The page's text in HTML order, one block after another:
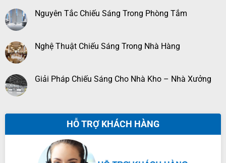
Nguyên Tắc Chiếu Sáng Trong Phòng Tắm
Nghệ Thuật Chiếu Sáng Trong Nhà Hàng
Giải Pháp Chiếu Sáng Cho Nhà Kho – Nhà Xưởng
HỖ TRỢ KHÁCH HÀNG